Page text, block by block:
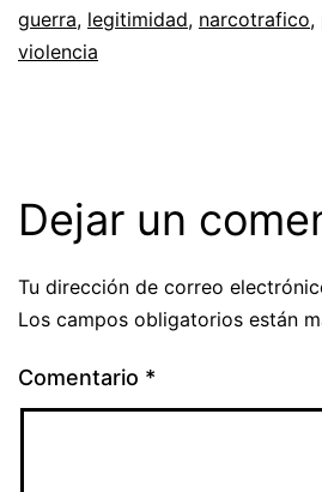
guerra, legitimidad, narcotrafico,
violencia
Dejar un
Tu dirección de correo
Los campos obligatorios están
Comentario *